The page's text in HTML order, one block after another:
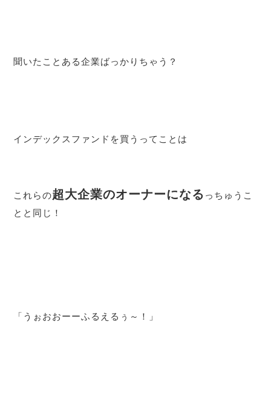
聞いたことある企業ばっかりちゃう？
インデックスファンドを買うってことは
これらの超大企業のオーナーになる っちゅうこ
とと同じ！
「うぉおおーーふるえるぅ～！」